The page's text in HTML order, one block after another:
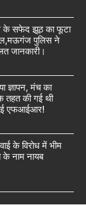
के सफेद झूठ का फूटा
पुलिस ने
जानकारी।
ज्ञापन, मंच का
तहत की गई थी
हुई एफआईआर!
के विरोध में भीम
नाम नायब